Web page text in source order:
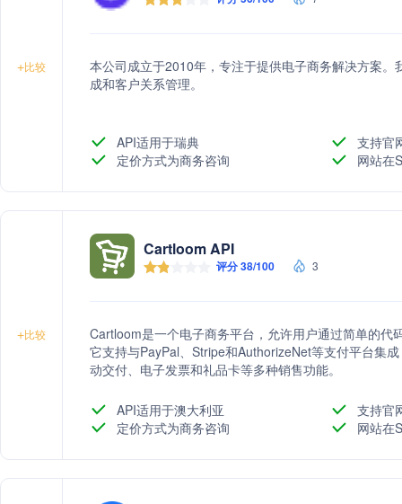
+比较
本公司成立于2010年，专注于提供电子商务解决方案
成和客户关系管理。
API适用于瑞典
支持官
定价方式为商务咨询
网站在
+比较
Cartloom API
评分 38/100 3
Cartloom是一个电子商务平台，允许用户通过简单的代
它支持与PayPal、Stripe和AuthorizeNet等支付平台集
动交付、电子发票和礼品卡等多种销售功能。
API适用于澳大利亚
支持官
定价方式为商务咨询
网站在